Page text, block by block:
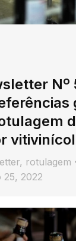
Nº
, rotulagem
25, 2022